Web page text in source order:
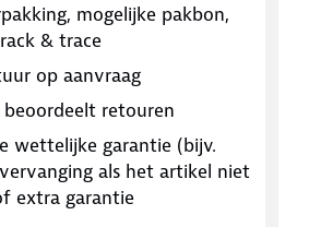
mogelijke pakbon,
& trace
op aanvraag
retouren
wettelijke garantie (bijv.
als het artikel niet
extra garantie